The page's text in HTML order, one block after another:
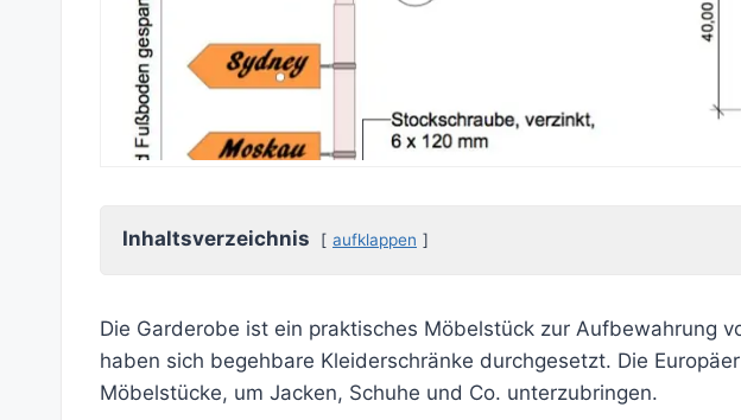
Inhaltsverzeichnis aufklappen
Die Garderobe ist ein praktisches Möbelstück zur Aufbewahrung
haben sich begehbare Kleiderschränke durchgesetzt. Die
Möbelstücke, um Jacken, Schuhe und Co. unterzubringen.